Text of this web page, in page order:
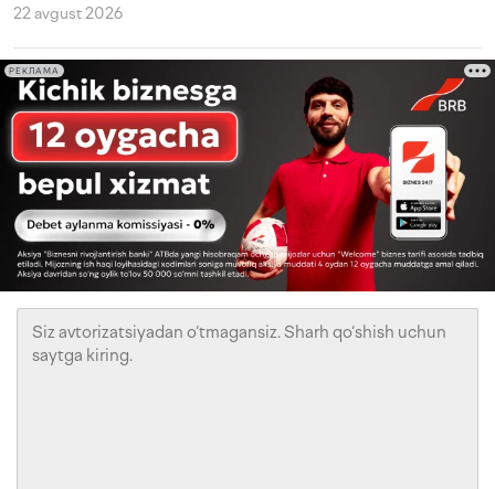
22 avgust 2026
РЕКЛАМА